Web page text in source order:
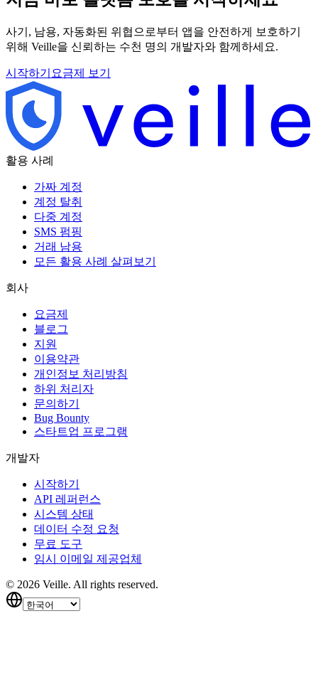
사기, 남용, 자동화된 위협으로부터 앱을 안전하게 보호하기
위해 Veille을 신뢰하는 수천 명의 개발자와 함께하세요.
시작하기 요금제 보기
활용 사례
가짜 계정
계정 탈취
다중 계정
SMS 펌핑
거래 남용
모든 활용 사례 살펴보기
회사
요금제
블로그
지원
이용약관
개인정보 처리방침
하위 처리자
문의하기
Bug Bounty
스타트업 프로그램
개발자
시작하기
API 레퍼런스
시스템 상태
데이터 수정 요청
무료 도구
임시 이메일 제공업체
© 2026 Veille. All rights reserved.